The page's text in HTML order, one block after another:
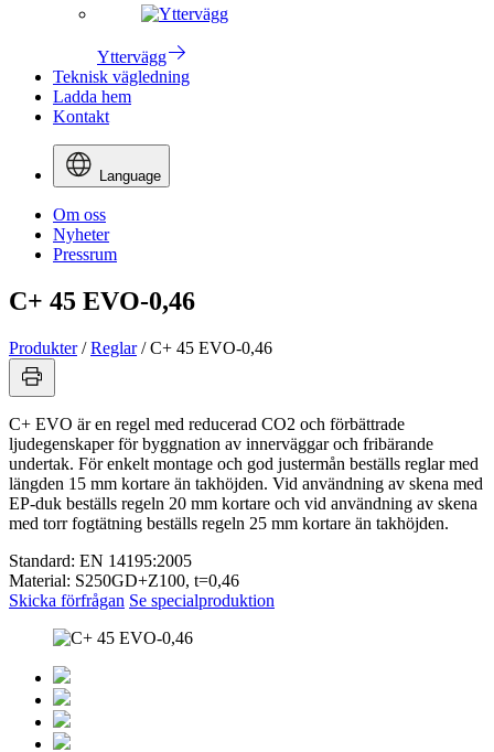
Yttervägg
Teknisk vägledning
Ladda hem
Kontakt
Language
Om oss
Nyheter
Pressrum
C+ 45 EVO-0,46
Produkter /Reglar /C+ 45 EVO-0,46
C+ EVO är en regel med reducerad CO2 och förbättrade
ljudegenskaper för byggnation av innerväggar och fribärande
undertak. För enkelt montage och god justermån beställs reglar med
längden 15 mm kortare än takhöjden. Vid användning av skena med
EP-duk beställs regeln 20 mm kortare och vid användning av skena
med torr fogtätning beställs regeln 25 mm kortare än takhöjden.
Standard: EN 14195:2005
Material: S250GD+Z100, t=0,46
Skicka förfrågan Se specialproduktion